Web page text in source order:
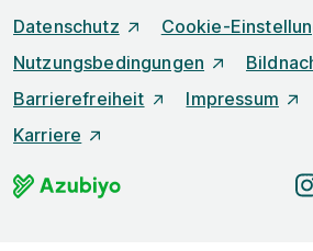
Datenschutz
Cookie-
Nutzungsbedingungen
Barrierefreiheit
Impressum
Karriere